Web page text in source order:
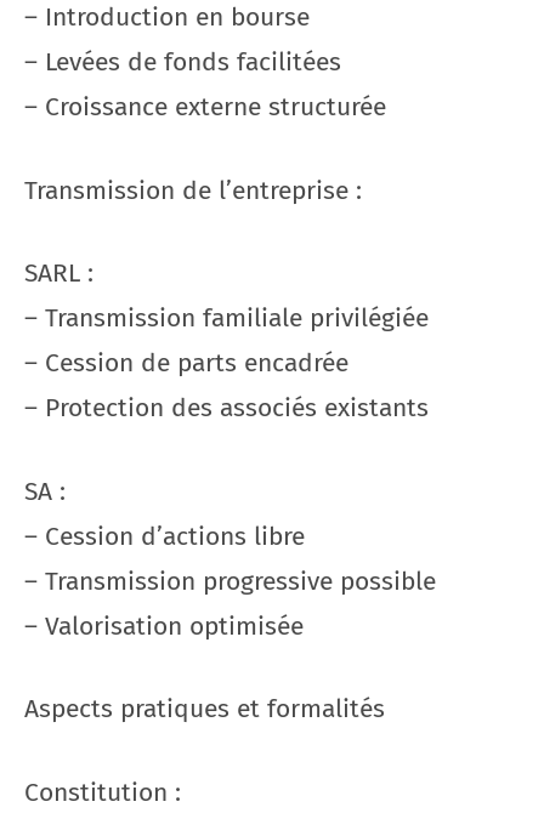
– Introduction en bourse
– Levées de fonds facilitées
– Croissance externe structurée
Transmission de l’entreprise :
SARL :
– Transmission familiale privilégiée
– Cession de parts encadrée
– Protection des associés existants
SA :
– Cession d’actions libre
– Transmission progressive possible
– Valorisation optimisée
Aspects pratiques et formalités
Constitution :